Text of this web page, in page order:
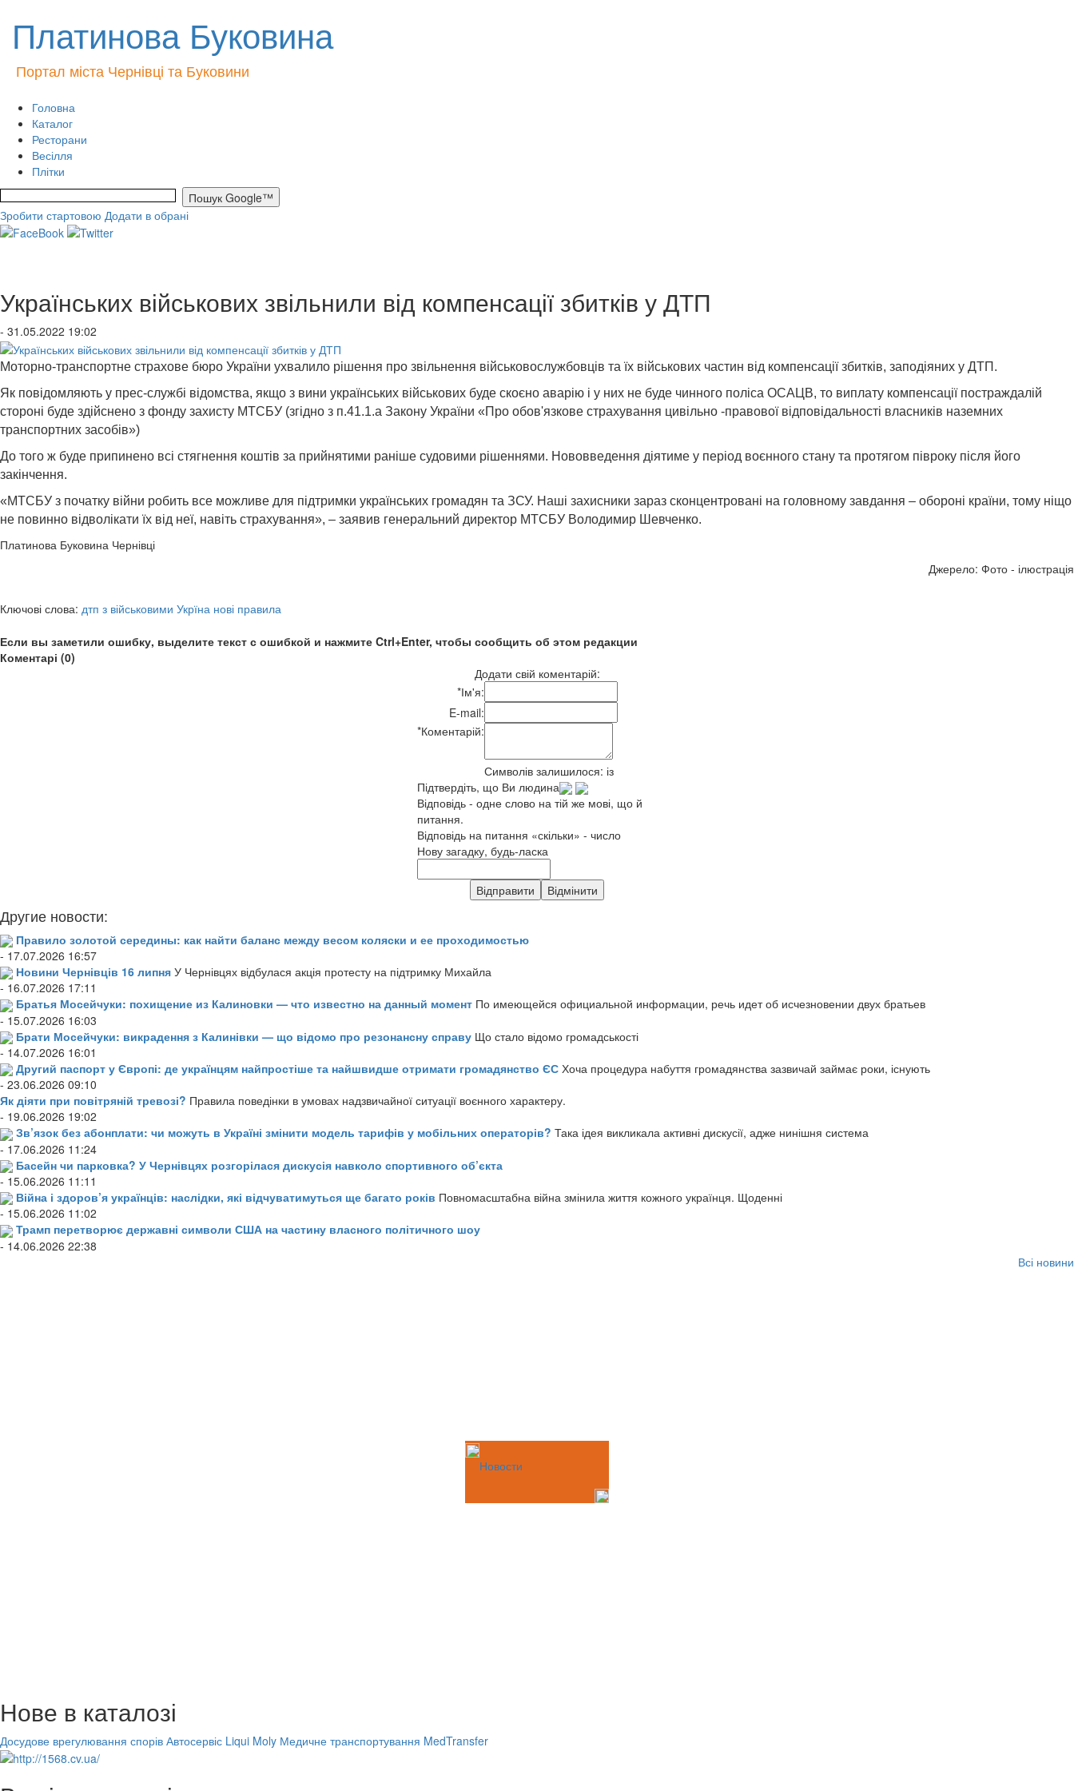
Платинова Буковина
Портал міста Чернівці та Буковини
Головна
Каталог
Ресторани
Весілля
Плітки
Зробити стартовою Додати в обрані
Українських військових звільнили від компенсації збитків у ДТП
- 31.05.2022 19:02
Моторно-транспортне страхове бюро України ухвалило рішення про звільнення військовослужбовців та їх військових частин від компенсації збитків, заподіяних у ДТП.
Як повідомляють у прес-службі відомства, якщо з вини українських військових буде скоєно аварію і у них не буде чинного поліса ОСАЦВ, то виплату компенсації постраждалій
стороні буде здійснено з фонду захисту МТСБУ (згідно з п.41.1.а Закону України «Про обов'язкове страхування цивільно -правової відповідальності власників наземних
транспортних засобів»)
До того ж буде припинено всі стягнення коштів за прийнятими раніше судовими рішеннями. Нововведення діятиме у період воєнного стану та протягом півроку після його
закінчення.
«МТСБУ з початку війни робить все можливе для підтримки українських громадян та ЗСУ. Наші захисники зараз сконцентровані на головному завдання – обороні країни, тому ніщо
не повинно відволікати їх від неї, навіть страхування», – заявив генеральний директор МТСБУ Володимир Шевченко.
Платинова Буковина Чернівці
Джерело: Фото - ілюстрація
Ключові слова: дтп з військовими Укрїна нові правила
Если вы заметили ошибку, выделите текст с ошибкой и нажмите Ctrl+Enter, чтобы сообщить об этом редакции
Коментарі (0)
Додати свій коментарій:
*Ім'я:
E-mail:
*Коментарій:
Символів залишилося: із
Підтвердіть, що Ви людина
Відповідь - одне слово на тій же мові, що й
питання.
Відповідь на питання «скільки» - число
Нову загадку, будь-ласка
Другие новости:
Правило золотой середины: как найти баланс между весом коляски и ее проходимостью
- 17.07.2026 16:57
Новини Чернівців 16 липня У Чернівцях відбулася акція протесту на підтримку Михайла
- 16.07.2026 17:11
Братья Мосейчуки: похищение из Калиновки — что известно на данный момент По имеющейся официальной информации, речь идет об исчезновении двух братьев
- 15.07.2026 16:03
Брати Мосейчуки: викрадення з Калинівки — що відомо про резонансну справу Що стало відомо громадськості
- 14.07.2026 16:01
Другий паспорт у Європі: де українцям найпростіше та найшвидше отримати громадянство ЄС Хоча процедура набуття громадянства зазвичай займає роки, існують
- 23.06.2026 09:10
Як діяти при повітряній тревозі? Правила поведінки в умовах надзвичайної ситуації воєнного характеру.
- 19.06.2026 19:02
Зв’язок без абонплати: чи можуть в Україні змінити модель тарифів у мобільних операторів? Така ідея викликала активні дискусії, адже нинішня система
- 17.06.2026 11:24
Басейн чи парковка? У Чернівцях розгорілася дискусія навколо спортивного об’єкта
- 15.06.2026 11:11
Війна і здоров’я українців: наслідки, які відчуватимуться ще багато років Повномасштабна війна змінила життя кожного українця. Щоденні
- 15.06.2026 11:02
Трамп перетворює державні символи США на частину власного політичного шоу
- 14.06.2026 22:38
Всі новини
Новости
Нове в каталозі
Досудове врегулювання спорів Автосервіс Liqui Moly Медичне транспортування MedTransfer